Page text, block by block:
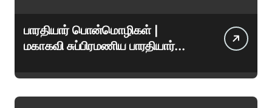
பாரதியார் பொன்மொழிகள் |
மகாகவி சுப்பிரமணிய பாரதியார்
ஊக்கமளிக்கும் வாசகங்கள்